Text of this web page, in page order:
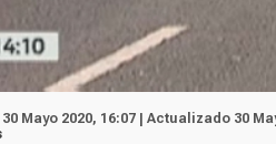
30 Mayo 2020, 16:07 | Actualizado 30